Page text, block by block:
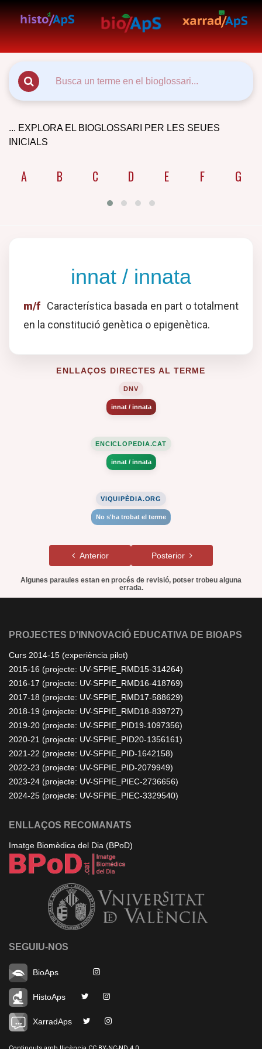
... EXPLORA EL BIOGLOSSARI PER LES SEUES
INICIALS
A B C D E F G
innat / innata
m/f Característica basada en part o totalment
en la constitució genètica o epigenètica.
ENLLAÇOS DIRECTES AL TERME
DNV
innat / innata
ENCICLOPEDIA.CAT
innat / innata
VIQUIPÈDIA.ORG
No s'ha trobat el terme
Anterior Posterior
Algunes paraules estan en procés de revisió, potser trobeu alguna
errada.
PROJECTES D'INNOVACIÓ EDUCATIVA DE BIOAPS
Curs 2014-15 (experiència pilot)
2015-16 (projecte: UV-SFPIE_RMD15-314264)
2016-17 (projecte: UV-SFPIE_RMD16-418769)
2017-18 (projecte: UV-SFPIE_RMD17-588629)
2018-19 (projecte: UV-SFPIE_RMD18-839727)
2019-20 (projecte: UV-SFPIE_PID19-1097356)
2020-21 (projecte: UV-SFPIE_PID20-1356161)
2021-22 (projecte: UV-SFPIE_PID-1642158)
2022-23 (projecte: UV-SFPIE_PID-2079949)
2023-24 (projecte: UV-SFPIE_PIEC-2736656)
2024-25 (projecte: UV-SFPIE_PIEC-3329540)
ENLLAÇOS RECOMANATS
Imatge Biomèdica del Dia (BPoD)
SEGUIU-NOS
BioAps
HistoAps
XarradAps